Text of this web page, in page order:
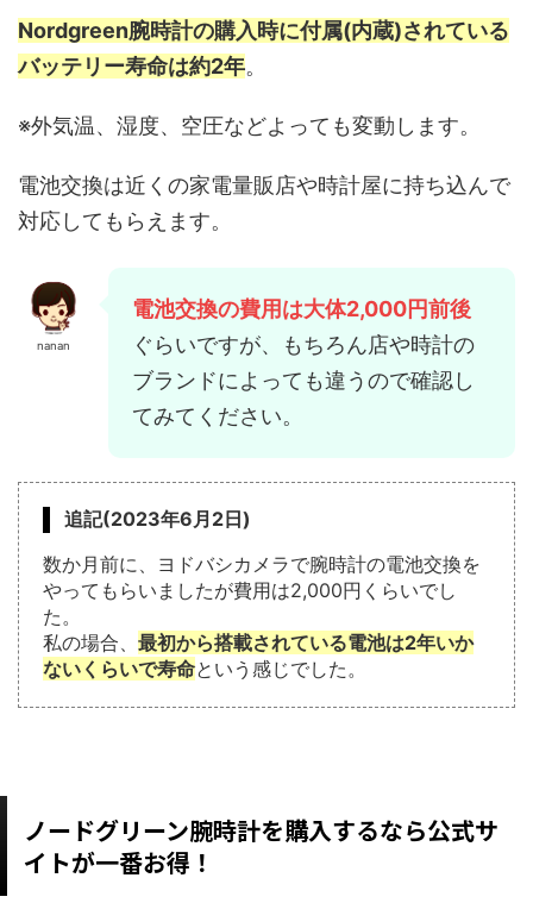
Nordgreen腕時計の購入時に付属(内蔵)されている
バッテリー寿命は約2年。
※外気温、湿度、空圧などよっても変動します。
電池交換は近くの家電量販店や時計屋に持ち込んで
対応してもらえます。
nanan
電池交換の費用は大体2,000円前後
ぐらいですが、もちろん店や時計の
ブランドによっても違うので確認し
てみてください。
追記(2023年6月2日)
数か月前に、ヨドバシカメラで腕時計の電池交換を
やってもらいましたが費用は2,000円くらいでし
た。
私の場合、 最初から搭載されている電池は2年いか
ないくらいで寿命という感じでした。
ノードグリーン腕時計を購入するなら公式サ
イトが一番お得！